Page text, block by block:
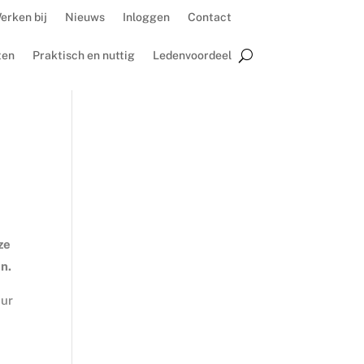
bij Nieuws Inloggen Contact
Praktisch en nuttig Ledenvoordeel